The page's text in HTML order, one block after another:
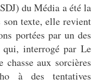
du Média a été la
son texte, elle revient
portées par un des
qui, interrogé par Le
chasse aux sorcières
à des tentatives